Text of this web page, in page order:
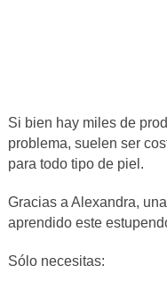
Si bien hay miles de
problema, suelen ser
para todo tipo de piel.
Gracias a Alexandra,
aprendido este
Sólo necesitas: